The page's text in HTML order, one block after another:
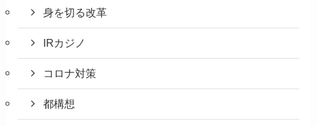
身を切る改革
IRカジノ
コロナ対策
都構想